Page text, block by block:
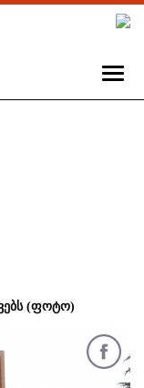
(ფოტო)